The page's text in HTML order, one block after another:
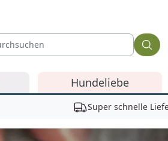
Hundeliebe
Super schnelle